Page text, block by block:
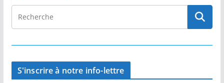
S'inscrire à notre info-lettre